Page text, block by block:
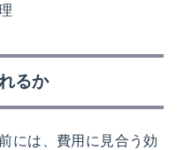
るか
には、費用に見合う効